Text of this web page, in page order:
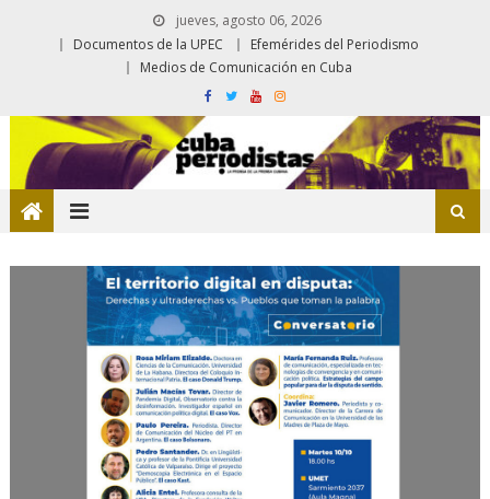
jueves, agosto 06, 2026
Documentos de la UPEC
Efemérides del Periodismo
Medios de Comunicación en Cuba